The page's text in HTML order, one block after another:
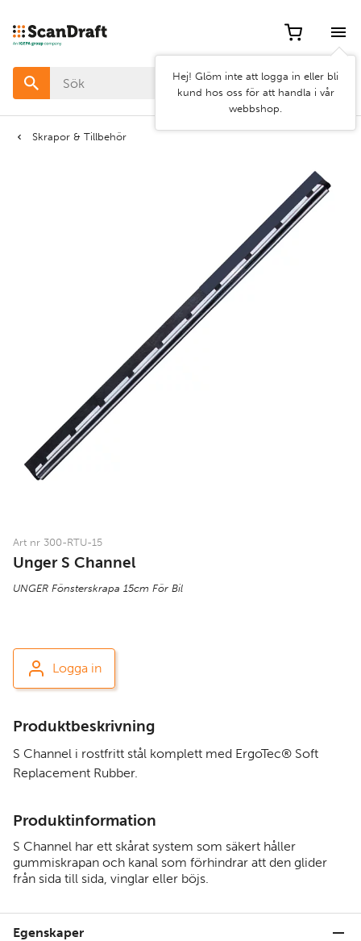
Hej! Glöm inte att logga in eller bli
kund hos oss för att handla i vår
webbshop.
Skrapor & Tillbehör
Art nr 300-RTU-15
Unger S Channel
UNGER Fönsterskrapa 15cm För Bil
Logga in
Produktbeskrivning
S Channel i rostfritt stål komplett med ErgoTec® Soft
Replacement Rubber.
Produktinformation
S Channel har ett skårat system som säkert håller
gummiskrapan och kanal som förhindrar att den glider
från sida till sida, vinglar eller böjs.
Egenskaper
Filter
Färg